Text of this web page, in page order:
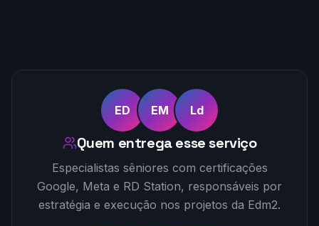
ED EM Ld
Quem entrega esse serviço
Especialistas sêniores com certificações
Google, Meta e RD Station, responsáveis por
estratégia e execução nos projetos da Edm2.